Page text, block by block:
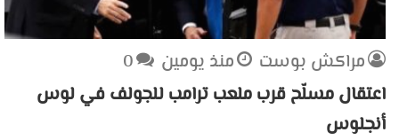
مراكش بوست منذ يومين
0
اعتقال مسلّح قرب ملعب ترامب للجولف في لوس
أنجلوس